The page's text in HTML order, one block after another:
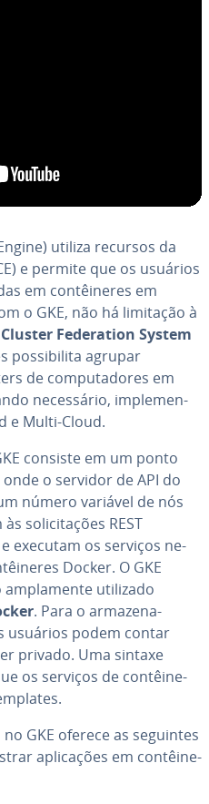
utiliza recursos da
e permite que os usuários
em con­têi­ne­res em
o GKE, não há limitação à
Cluster Fe­de­ra­tion System
pos­si­bi­lita agrupar
de com­pu­ta­do­res em
ne­ces­sá­rio, im­ple­men­
e Multi-Cloud.
consiste em um ponto
o servidor de API do
número variável de nós
so­li­ci­ta­ções REST
executam os serviços ne­
Docker. O GKE
utilizado
. Para o ar­ma­ze­na­
usuários podem contar
privado. Uma sintaxe
os serviços de con­têi­ne­
GKE oferece as seguintes
apli­ca­ções em con­têi­ne­